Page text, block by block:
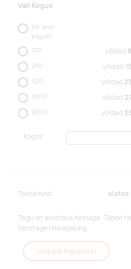
Vali Kogus
50 (min.
kogus)
100 võidad
250 võidad
500 võidad
1000 võidad
2000 võidad
Kogus
Toote hind alates
Tegu on arvatava hinnaga. Täpse
teostage hinnapäring.
Lisa päringukorvi